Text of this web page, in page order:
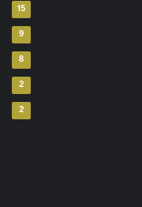
15
9
8
2
2